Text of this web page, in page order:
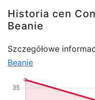
Historia cen
Beanie
Szczegółowe
Beanie